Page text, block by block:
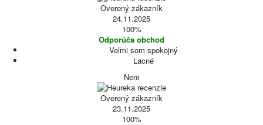
Overený zákazník
24.11.2025
100%
Odporúča obchod
Veľmi som spokojný
Lacné
Neni
Overený zákazník
23.11.2025
100%